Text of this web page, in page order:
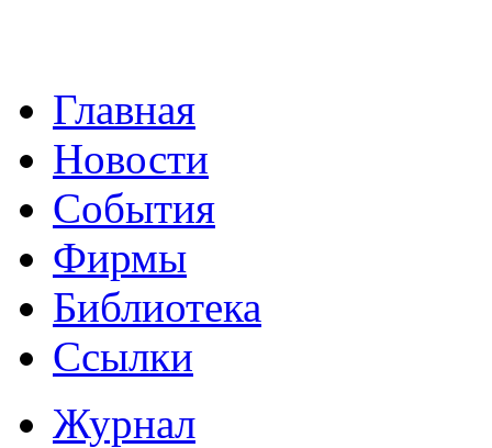
Главная
Новости
События
Фирмы
Библиотека
Ссылки
Журнал